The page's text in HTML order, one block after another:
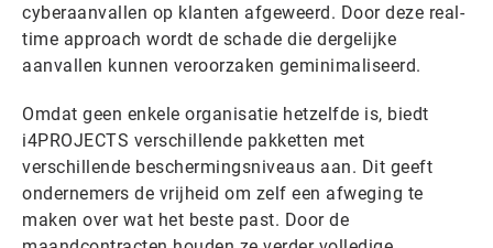
cyberaanvallen op klanten afgeweerd. Door deze real-
time approach wordt de schade die dergelijke
aanvallen kunnen veroorzaken geminimaliseerd.
Omdat geen enkele organisatie hetzelfde is, biedt
i4PROJECTS verschillende pakketten met
verschillende beschermingsniveaus aan. Dit geeft
ondernemers de vrijheid om zelf een afweging te
maken over wat het beste past. Door de